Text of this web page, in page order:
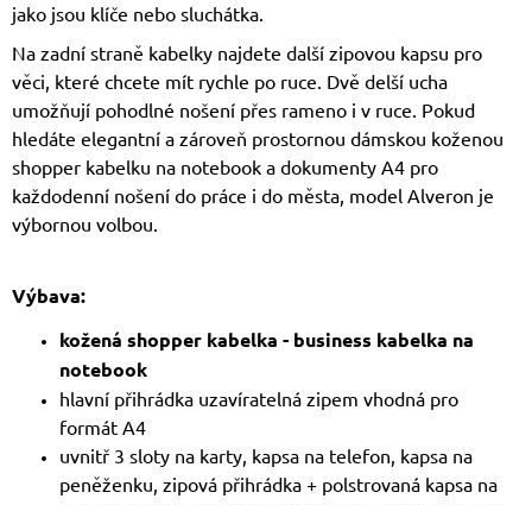
jako jsou klíče nebo sluchátka.
Na zadní straně kabelky najdete další zipovou kapsu pro
věci, které chcete mít rychle po ruce. Dvě delší ucha
umožňují pohodlné nošení přes rameno i v ruce. Pokud
hledáte elegantní a zároveň prostornou dámskou koženou
shopper kabelku na notebook a dokumenty A4 pro
každodenní nošení do práce i do města, model Alveron je
výbornou volbou.
Výbava:
kožená shopper kabelka - business kabelka na
notebook
hlavní přihrádka uzavíratelná zipem vhodná pro
formát A4
uvnitř 3 sloty na karty, kapsa na telefon, kapsa na
peněženku, zipová přihrádka + polstrovaná kapsa na